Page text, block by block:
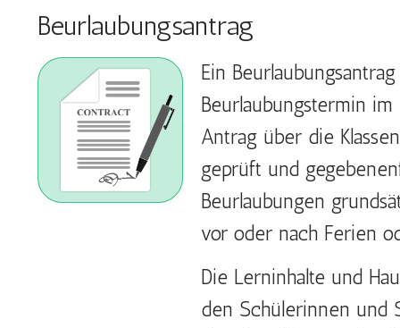
Beurlaubungsantrag
Ein
Beurlaubungstermin
Antrag über die
geprüft und
Beurlaubungen
vor oder nach Ferien
Die Lerninhalte und
den Schülerinnen und